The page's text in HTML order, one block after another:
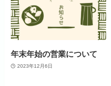
年末年始の営業について
2023年12月6日